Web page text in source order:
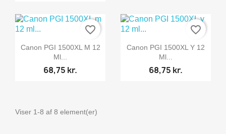
Vis her
Canon PGI 1500XL M 12
Ml...
68,75 kr.
favorite_border
Vis her
Canon PGI 1500XL Y 12
Ml...
68,75 kr.
favorite_border
Viser 1-8 af 8 element(er)